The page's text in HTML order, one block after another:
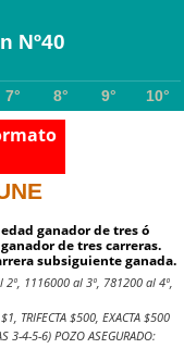
Nº40
7° 8° 9° 10°
ganador de tres ó
de tres carreras.
subsiguiente ganada.
1116000 al 3º, 781200 al 4º,
TRIFECTA $500, EXACTA $500
3-4-5-6) POZO ASEGURADO: